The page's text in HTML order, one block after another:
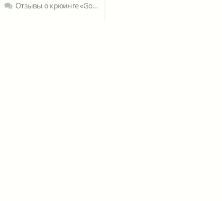
Отзывы о крюинге «Gold Orion LTD»